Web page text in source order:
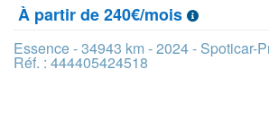
À partir de 240€/mois
Essence - 34943 km - 2024 - Spoticar-
Réf. : 444405424518